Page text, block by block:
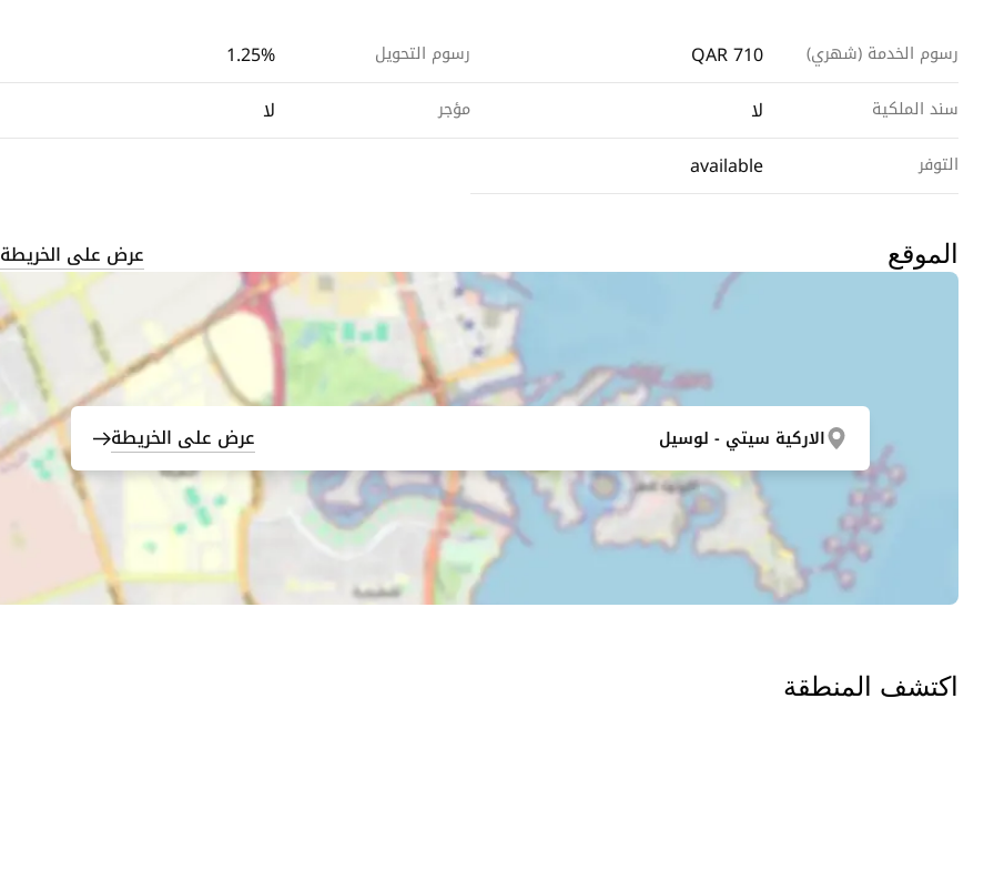
رسوم الخدمة (شهري) QAR 710
سند الملكية لا
التوفر available
رسوم التحويل 1.25%
مؤجر لا
الموقع عرض على الخريطة
الاركية سيتي - لوسيل عرض على الخريطة
اكتشف المنطقة